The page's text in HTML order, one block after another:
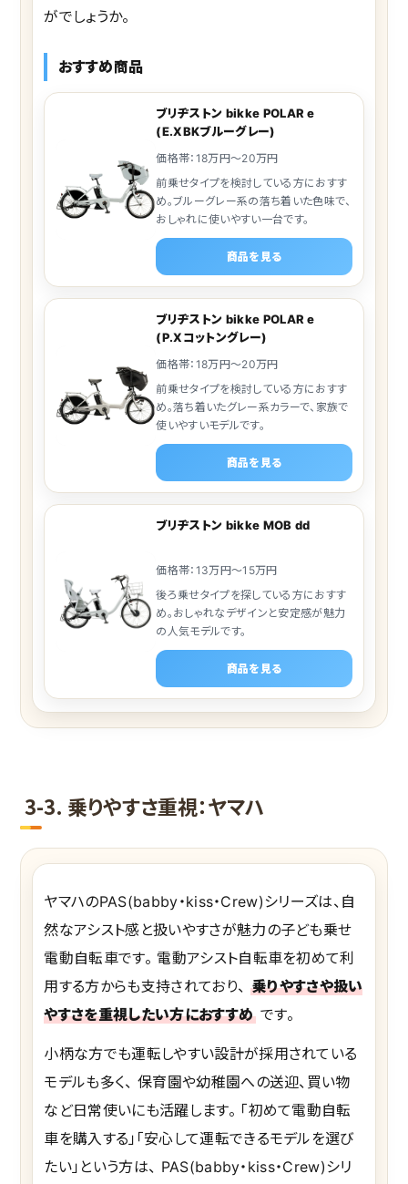
がでしょうか。
おすすめ商品
ブリヂストン bikke POLAR e
(E.XBKブルーグレー)
価格帯：18万円～20万円
前乗せタイプを検討している方におすす
め。ブルーグレー系の落ち着いた色味で、
おしゃれに使いやすい一台です。
商品を見る
ブリヂストン bikke POLAR e
(P.Xコットングレー)
価格帯：18万円～20万円
前乗せタイプを検討している方におすす
め。落ち着いたグレー系カラーで、家族で
使いやすいモデルです。
商品を見る
ブリヂストン bikke MOB dd
価格帯：13万円～15万円
後ろ乗せタイプを探している方におすす
め。おしゃれなデザインと安定感が魅力
の人気モデルです。
商品を見る
3-3. 乗りやすさ重視：ヤマハ
ヤマハのPAS(babby・kiss・Crew)シリーズは、自
然なアシスト感と扱いやすさが魅力の子ども乗せ
電動自転車です。 電動アシスト自転車を初めて利
用する方からも支持されており、 乗りやすさや扱い
やすさを重視したい方におすすめです。
小柄な方でも運転しやすい設計が採用されている
モデルも多く、 保育園や幼稚園への送迎、買い物
など日常使いにも活躍します。 「初めて電動自転
車を購入する」「安心して運転できるモデルを選び
たい」という方は、 PAS(babby・kiss・Crew)シリ